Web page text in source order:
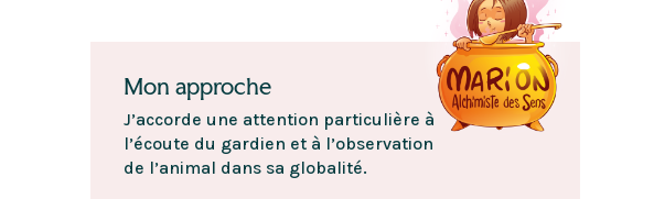
Mon approche
J’accorde une attention particulière à
l’écoute du gardien et à l’observation
de l’animal dans sa globalité.